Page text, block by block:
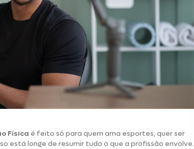
Física é feito só para quem ama esportes, quer ser
está longe de resumir tudo o que a profissão envolve.